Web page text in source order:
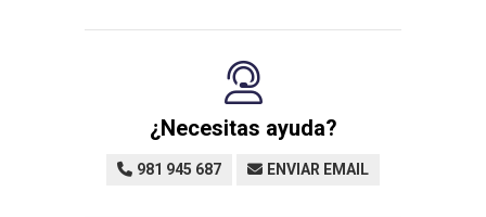
¿Necesitas ayuda?
981 945 687 ENVIAR EMAIL